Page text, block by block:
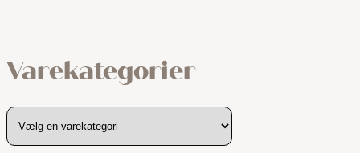
Varekategorier